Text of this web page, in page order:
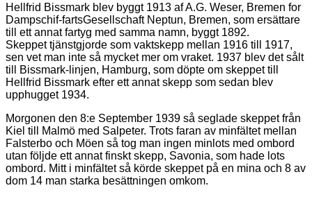
Hellfrid Bissmark blev byggt 1913 af A.G. Weser, Bremen for
Dampschif-fartsGesellschaft Neptun, Bremen, som ersättare
till ett annat fartyg med samma namn, byggt 1892.
Skeppet tjänstgjorde som vaktskepp mellan 1916 till 1917,
sen vet man inte så mycket mer om vraket. 1937 blev det sålt
till Bissmark-linjen, Hamburg, som döpte om skeppet till
Hellfrid Bissmark efter ett annat skepp som sedan blev
upphugget 1934.
Morgonen den 8:e September 1939 så seglade skeppet från
Kiel till Malmö med Salpeter. Trots faran av minfältet mellan
Falsterbo och Möen så tog man ingen minlots med ombord
utan följde ett annat finskt skepp, Savonia, som hade lots
ombord. Mitt i minfältet så körde skeppet på en mina och 8 av
dom 14 man starka besättningen omkom.